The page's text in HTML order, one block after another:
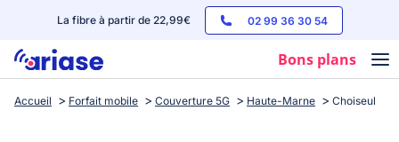
La fibre à partir de 22,99€ 02 99 36 30 54
Bons plans
Box internet
Accueil Forfait mobile Couverture 5G Haute-Marne Choiseul